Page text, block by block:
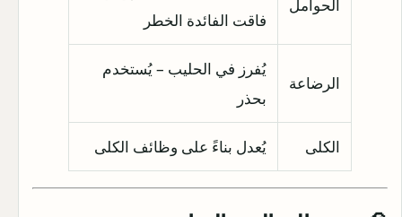
الحوامل
فاقت الفائدة الخطر
الرضاعة
يُفرز في الحليب – يُستخدم
بحذر
الكلى يُعدل بناءً على وظائف الكلى